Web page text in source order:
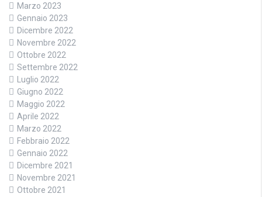
Marzo 2023
Gennaio 2023
Dicembre 2022
Novembre 2022
Ottobre 2022
Settembre 2022
Luglio 2022
Giugno 2022
Maggio 2022
Aprile 2022
Marzo 2022
Febbraio 2022
Gennaio 2022
Dicembre 2021
Novembre 2021
Ottobre 2021